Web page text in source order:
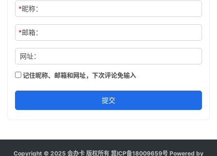
*昵称：
*邮箱：
网址：
记住昵称、邮箱和网址，下次评论免输入
提交
Copyright © 2025 会办卡 版权所有 冀ICP备18009659号 Powered by